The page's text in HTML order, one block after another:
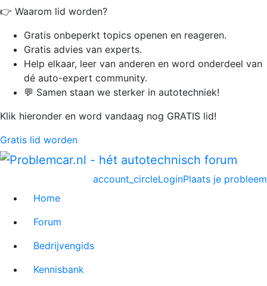
👉 Waarom lid worden?
Gratis onbeperkt topics openen en reageren.
Gratis advies van experts.
Help elkaar, leer van anderen en word onderdeel van
dé auto-expert community.
💬 Samen staan we sterker in autotechniek!
Klik hieronder en word vandaag nog GRATIS lid!
Gratis lid worden
Plaats je probleem
account_circleLogin
Home
Forum
Bedrijvengids
Kennisbank